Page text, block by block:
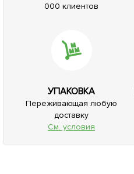
000 клиентов
УПАКОВКА
Переживающая любую
доставку
См. условия